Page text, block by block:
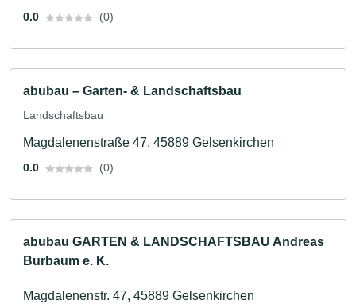
0.0 (0)
abubau – Garten- & Landschaftsbau
Landschaftsbau
Magdalenenstraße 47, 45889 Gelsenkirchen
0.0 (0)
abubau GARTEN & LANDSCHAFTSBAU Andreas
Burbaum e. K.
Magdalenenstr. 47, 45889 Gelsenkirchen